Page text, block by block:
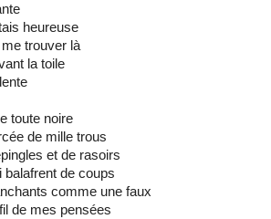
heureuse
trouver là
la toile
toute noire
de mille trous
et de rasoirs
balafrent de coups
comme une faux
de mes pensées